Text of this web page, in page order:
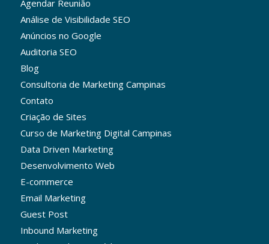
Agendar Reunião
Análise de Visibilidade SEO
Anúncios no Google
Auditoria SEO
Blog
Consultoria de Marketing Campinas
Contato
Criação de Sites
Curso de Marketing Digital Campinas
Data Driven Marketing
Desenvolvimento Web
E-commerce
Email Marketing
Guest Post
Inbound Marketing